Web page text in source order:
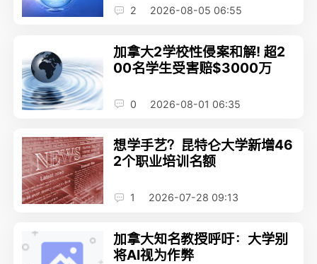
2 2026-08-05 06:55
加拿大2学校性侵案和解! 超2
00名学生受害赔$3000万
0 2026-08-01 06:35
想学手艺？昆特仑大学新增46
2个职‍业培训名额
1 2026-07-28 09:13
加拿大知名教授呼吁：大学别
将AI视为作弊